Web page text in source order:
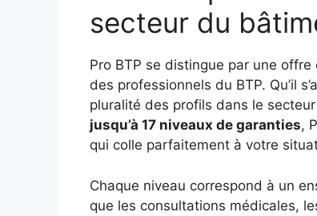
secteur du
Pro BTP se distingue par une
des professionnels du BTP. Qu’il
pluralité des profils dans le
jusqu’à 17 niveaux de garanties,
qui colle parfaitement à votre
Chaque niveau correspond à un
que les consultations médicales,